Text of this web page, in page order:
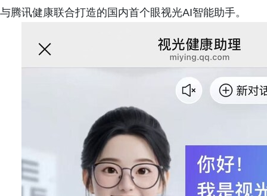
与腾讯健康联合打造的国内首个眼视光AI智能助手。